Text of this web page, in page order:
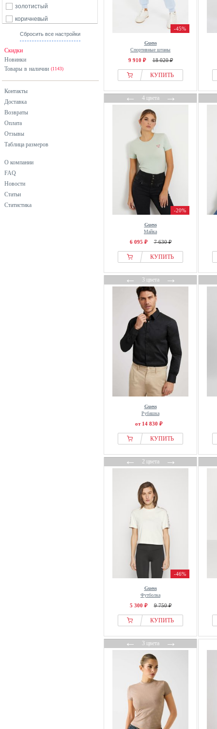
104 110
128 140
176 б/р
золотистый
коричневый
красный
розовый
серебристый
серый
хаки
черный
Сбросить все настройки
Скидки
Новинки
Товары в наличии (1143)
Контакты
Доставка
Возвраты
Оплата
Отзывы
Таблица размеров
О компании
FAQ
Новости
Статьи
Статистика
-45%
Guess
Спортивные штаны
9 910 ₽ 18 020 ₽
КУПИТЬ
←4 цвета→
-20%
Guess
Майка
6 095 ₽ 7 630 ₽
КУПИТЬ
←3 цвета→
Guess
Рубашка
от 14 830 ₽
КУПИТЬ
←2 цвета→
-46%
Guess
Футболка
5 300 ₽ 9 750 ₽
КУПИТЬ
←3 цвета→